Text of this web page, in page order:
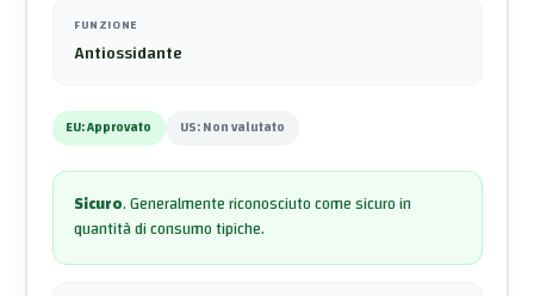
FUNZIONE
Antiossidante
EU:Approvato US:Non valutato
Sicuro.Generalmente riconosciuto come sicuro in
quantità di consumo tipiche.